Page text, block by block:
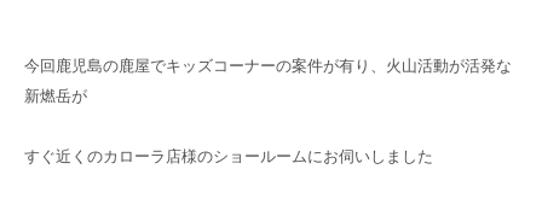
今回鹿児島の鹿屋でキッズコーナーの案件が有り、火山活動が活発な
新燃岳が
すぐ近くのカローラ店様のショールームにお伺いしました